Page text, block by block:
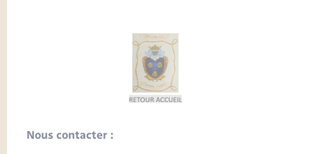
Nous contacter :